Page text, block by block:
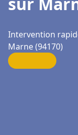
Intervention
Marne (94170)